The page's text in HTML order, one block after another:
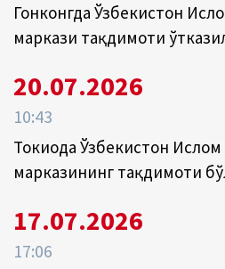
Гонконгда Ўзбекистон
маркази тақдимоти
20.07.2026
10:43
Токиода Ўзбекистон
марказининг тақдимоти
17.07.2026
17:06